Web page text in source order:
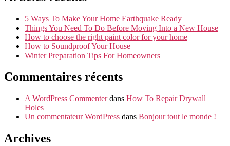
5 Ways To Make Your Home Earthquake Ready
Things You Need To Do Before Moving Into a New House
How to choose the right paint color for your home
How to Soundproof Your House
Winter Preparation Tips For Homeowners
Commentaires récents
A WordPress Commenterdans How To Repair Drywall
Holes
Un commentateur WordPress dans Bonjour tout le monde !
Archives